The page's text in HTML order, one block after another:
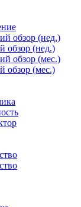
обзор (нед.)
обзор (нед.)
обзор (мес.)
обзор (мес.)